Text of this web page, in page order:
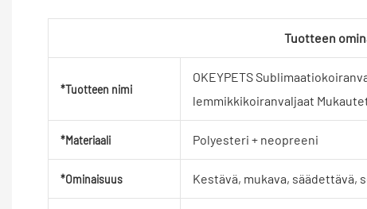
Tuotteen
*Tuotteen nimi
OKEYPETS
lemmikkikoiranvaljaat
*Materiaali Polyesteri + neopreeni
*Ominaisuus Kestävä, mukava, säädettävä,